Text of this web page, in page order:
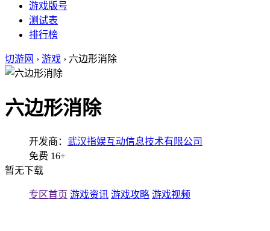
游戏版号
测试表
排行榜
切游网 › 游戏 › 六边形消除
六边形消除
开发商： 武汉指娱互动信息技术有限公司
免费 16+
暂无下载
专区首页 游戏资讯 游戏攻略 游戏视频